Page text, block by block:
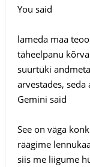
You said
lameda maa
täheelpanu
suurtüki
arvestades,
Gemini said
See on väga
räägime
siis me liigume